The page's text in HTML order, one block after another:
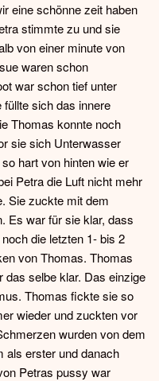
eine schönne zeit haben
stimmte zu und sie
von einer minute von
waren schon
war schon tief unter
sich das innere
Thomas konnte noch
sie sich Unterwasser
hart von hinten wie er
Petra die Luft nicht mehr
Sie zuckte mit dem
Es war für sie klar, dass
die letzten 1- bis 2
von Thomas. Thomas
selbe klar. Das einzige
Thomas fickte sie so
wieder und zuckten vor
wurden von dem
als erster und danach
Petras pussy war